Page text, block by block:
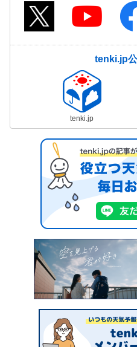
tenki.jp
tenki.jp